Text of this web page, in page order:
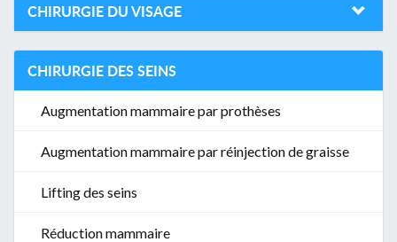
CHIRURGIE DU VISAGE
CHIRURGIE DES SEINS
Augmentation mammaire par prothèses
Augmentation mammaire par réinjection de graisse
Lifting des seins
Réduction mammaire